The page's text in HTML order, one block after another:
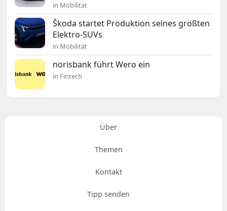
in Mobilität
Škoda startet Produktion seines größten
Elektro-SUVs
in Mobilität
norisbank führt Wero ein
in Fintech
Über
Themen
Kontakt
Tipp senden